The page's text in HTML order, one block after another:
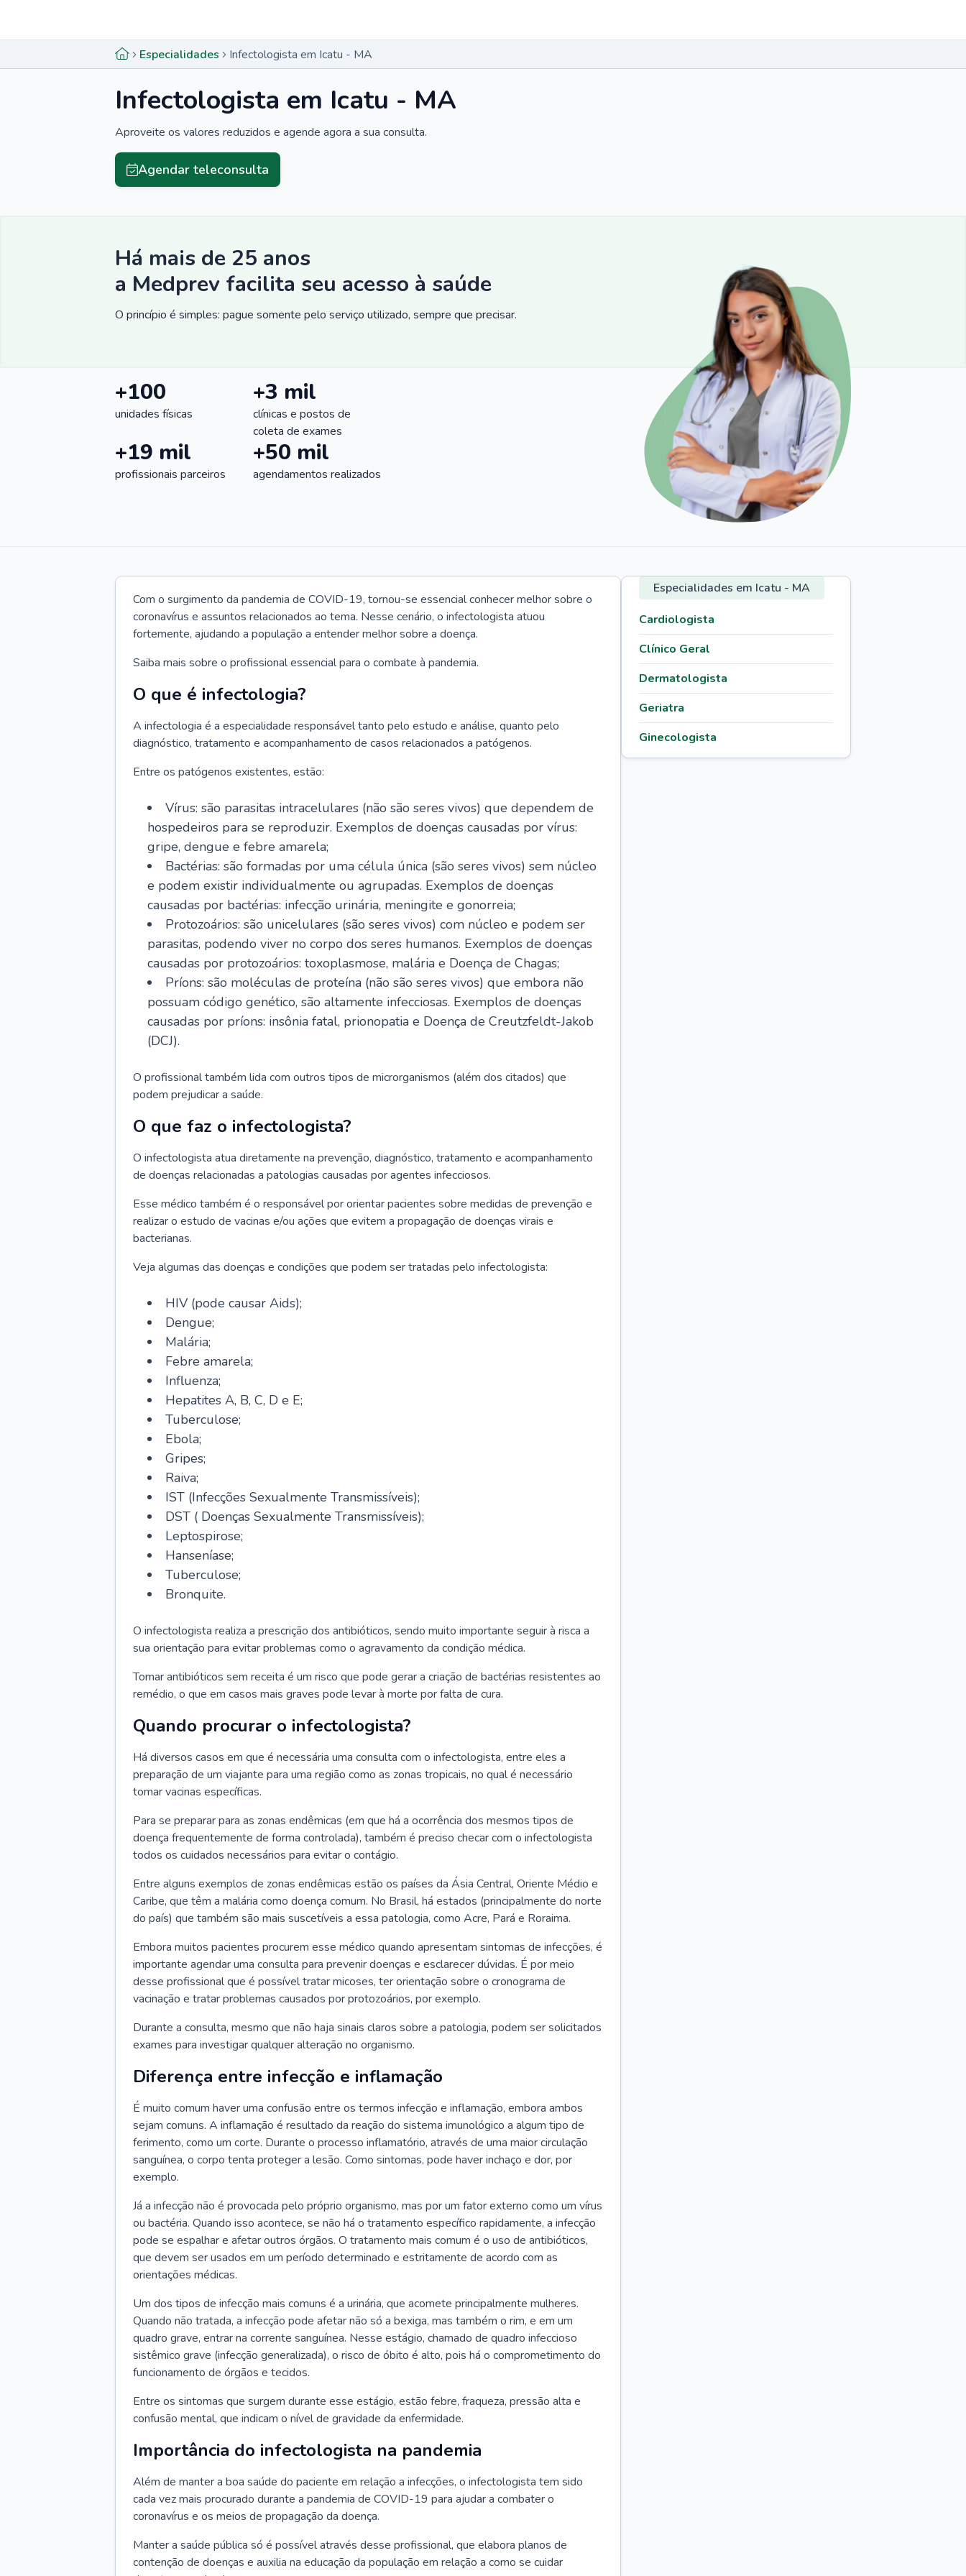
Especialidades Infectologista em Icatu - MA
Infectologista em Icatu - MA
Aproveite os valores reduzidos e agende agora a sua consulta.
Agendar teleconsulta
Há mais de 25 anos
a Medprev facilita seu acesso à saúde
O princípio é simples: pague somente pelo serviço utilizado, sempre que precisar.
+100
unidades físicas
+3 mil
clínicas e postos de
coleta de exames
+19 mil
profissionais parceiros
+50 mil
agendamentos realizados
Com o surgimento da pandemia de COVID-19, tornou-se essencial conhecer melhor sobre o
coronavírus e assuntos relacionados ao tema. Nesse cenário, o infectologista atuou
fortemente, ajudando a população a entender melhor sobre a doença.
Saiba mais sobre o profissional essencial para o combate à pandemia.
O que é infectologia?
A infectologia é a especialidade responsável tanto pelo estudo e análise, quanto pelo
diagnóstico, tratamento e acompanhamento de casos relacionados a patógenos.
Entre os patógenos existentes, estão:
Vírus: são parasitas intracelulares (não são seres vivos) que dependem de
hospedeiros para se reproduzir. Exemplos de doenças causadas por vírus:
gripe, dengue e febre amarela;
Bactérias: são formadas por uma célula única (são seres vivos) sem núcleo
e podem existir individualmente ou agrupadas. Exemplos de doenças
causadas por bactérias: infecção urinária, meningite e gonorreia;
Protozoários: são unicelulares (são seres vivos) com núcleo e podem ser
parasitas, podendo viver no corpo dos seres humanos. Exemplos de doenças
causadas por protozoários: toxoplasmose, malária e Doença de Chagas;
Príons: são moléculas de proteína (não são seres vivos) que embora não
possuam código genético, são altamente infecciosas. Exemplos de doenças
causadas por príons: insônia fatal, prionopatia e Doença de Creutzfeldt-Jakob
(DCJ).
O profissional também lida com outros tipos de microrganismos (além dos citados) que
podem prejudicar a saúde.
O que faz o infectologista?
O infectologista atua diretamente na prevenção, diagnóstico, tratamento e acompanhamento
de doenças relacionadas a patologias causadas por agentes infecciosos.
Esse médico também é o responsável por orientar pacientes sobre medidas de prevenção e
realizar o estudo de vacinas e/ou ações que evitem a propagação de doenças virais e
bacterianas.
Veja algumas das doenças e condições que podem ser tratadas pelo infectologista:
HIV (pode causar Aids);
Dengue;
Malária;
Febre amarela;
Influenza;
Hepatites A, B, C, D e E;
Tuberculose;
Ebola;
Gripes;
Raiva;
IST (Infecções Sexualmente Transmissíveis);
DST ( Doenças Sexualmente Transmissíveis);
Leptospirose;
Hanseníase;
Tuberculose;
Bronquite.
O infectologista realiza a prescrição dos antibióticos, sendo muito importante seguir à risca a
sua orientação para evitar problemas como o agravamento da condição médica.
Tomar antibióticos sem receita é um risco que pode gerar a criação de bactérias resistentes ao
remédio, o que em casos mais graves pode levar à morte por falta de cura.
Quando procurar o infectologista?
Há diversos casos em que é necessária uma consulta com o infectologista, entre eles a
preparação de um viajante para uma região como as zonas tropicais, no qual é necessário
tomar vacinas específicas.
Para se preparar para as zonas endêmicas (em que há a ocorrência dos mesmos tipos de
doença frequentemente de forma controlada), também é preciso checar com o infectologista
todos os cuidados necessários para evitar o contágio.
Entre alguns exemplos de zonas endêmicas estão os países da Ásia Central, Oriente Médio e
Caribe, que têm a malária como doença comum. No Brasil, há estados (principalmente do norte
do país) que também são mais suscetíveis a essa patologia, como Acre, Pará e Roraima.
Embora muitos pacientes procurem esse médico quando apresentam sintomas de infecções, é
importante agendar uma consulta para prevenir doenças e esclarecer dúvidas. É por meio
desse profissional que é possível tratar micoses, ter orientação sobre o cronograma de
vacinação e tratar problemas causados por protozoários, por exemplo.
Durante a consulta, mesmo que não haja sinais claros sobre a patologia, podem ser solicitados
exames para investigar qualquer alteração no organismo.
Diferença entre infecção e inflamação
É muito comum haver uma confusão entre os termos infecção e inflamação, embora ambos
sejam comuns. A inflamação é resultado da reação do sistema imunológico a algum tipo de
ferimento, como um corte. Durante o processo inflamatório, através de uma maior circulação
sanguínea, o corpo tenta proteger a lesão. Como sintomas, pode haver inchaço e dor, por
exemplo.
Já a infecção não é provocada pelo próprio organismo, mas por um fator externo como um vírus
ou bactéria. Quando isso acontece, se não há o tratamento específico rapidamente, a infecção
pode se espalhar e afetar outros órgãos. O tratamento mais comum é o uso de antibióticos,
que devem ser usados em um período determinado e estritamente de acordo com as
orientações médicas.
Um dos tipos de infecção mais comuns é a urinária, que acomete principalmente mulheres.
Quando não tratada, a infecção pode afetar não só a bexiga, mas também o rim, e em um
quadro grave, entrar na corrente sanguínea. Nesse estágio, chamado de quadro infeccioso
sistêmico grave (infecção generalizada), o risco de óbito é alto, pois há o comprometimento do
funcionamento de órgãos e tecidos.
Entre os sintomas que surgem durante esse estágio, estão febre, fraqueza, pressão alta e
confusão mental, que indicam o nível de gravidade da enfermidade.
Importância do infectologista na pandemia
Além de manter a boa saúde do paciente em relação a infecções, o infectologista tem sido
cada vez mais procurado durante a pandemia de COVID-19 para ajudar a combater o
coronavírus e os meios de propagação da doença.
Manter a saúde pública só é possível através desse profissional, que elabora planos de
contenção de doenças e auxilia na educação da população em relação a como se cuidar
Especialidades em Icatu - MA
Cardiologista
Clínico Geral
Dermatologista
Geriatra
Ginecologista